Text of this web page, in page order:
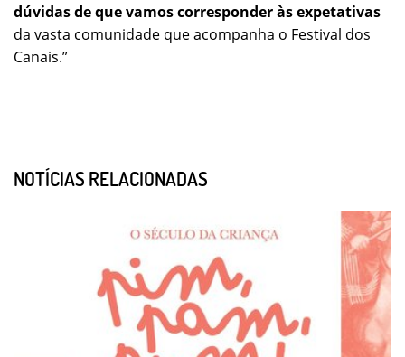
dúvidas de que vamos corresponder às expetativas
da vasta comunidade que acompanha o Festival dos
Canais.”
NOTÍCIAS RELACIONADAS